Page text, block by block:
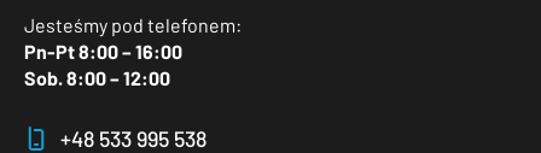
Jesteśmy pod telefonem:
Pn-Pt 8:00 – 16:00
Sob. 8:00 – 12:00
+48 533 995 538